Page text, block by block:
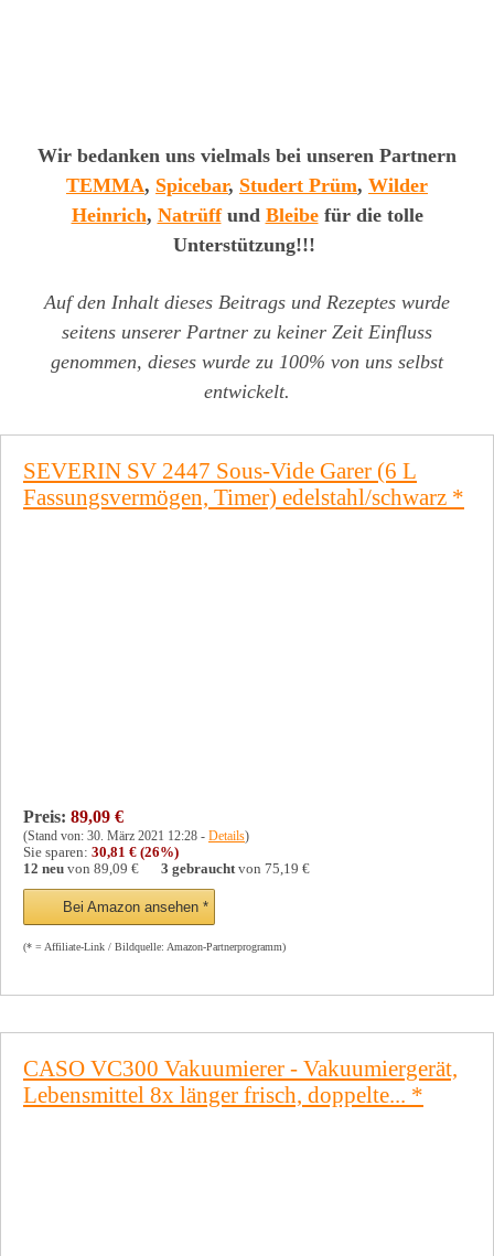
Wir bedanken uns vielmals bei unseren Partnern
TEMMA, Spicebar, Studert Prüm, Wilder
Heinrich, Natrüffund Bleibefür die tolle
Unterstützung!!!
Auf den Inhalt dieses Beitrags und Rezeptes wurde
seitens unserer Partner zu keiner Zeit Einfluss
genommen, dieses wurde zu 100% von uns selbst
entwickelt.
SEVERIN SV 2447 Sous-Vide Garer (6 L
Fassungsvermögen, Timer) edelstahl/schwarz *
Preis: 89,09 €
(Stand von: 30. März 2021 12:28 - Details)
Sie sparen: 30,81 € (26%)
12 neu von 89,09 € 3 gebraucht von 75,19 €
Bei Amazon ansehen *
(* = Affiliate-Link / Bildquelle: Amazon-Partnerprogramm)
CASO VC300 Vakuumierer - Vakuumiergerät,
Lebensmittel 8x länger frisch, doppelte... *